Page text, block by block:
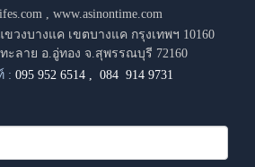
, www.asinontime.com
วงบางแค เขตบางแค กรุงเทพฯ 10160
ะลาย อ.อู่ทอง จ.สุพรรณบุรี 72160
: 095 952 6514 ,084 914 9731